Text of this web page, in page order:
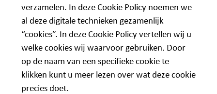
verzamelen. In deze Cookie Policy noemen we
al deze digitale technieken gezamenlijk
“cookies”. In deze Cookie Policy vertellen wij u
welke cookies wij waarvoor gebruiken. Door
op de naam van een specifieke cookie te
klikken kunt u meer lezen over wat deze cookie
precies doet.